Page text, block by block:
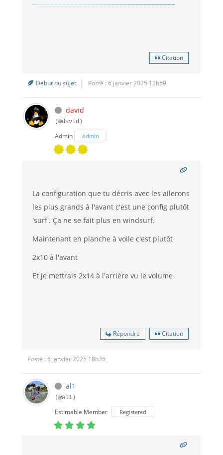
Citation
Début du sujet Posté : 6 janvier 2025 13h59
david
(@david)
Admin Admin
La configuration que tu décris avec les ailerons
les plus grands à l'avant c'est une config plutôt
'surf'. Ça ne se fait plus en windsurf.
Maintenant en planche à voile c'est plutôt
2x10 à l'avant
Et je mettrais 2x14 à l'arrière vu le volume
Répondre Citation
Posté : 6 janvier 2025 18h35
al1
(@al1)
Estimable Member Registered